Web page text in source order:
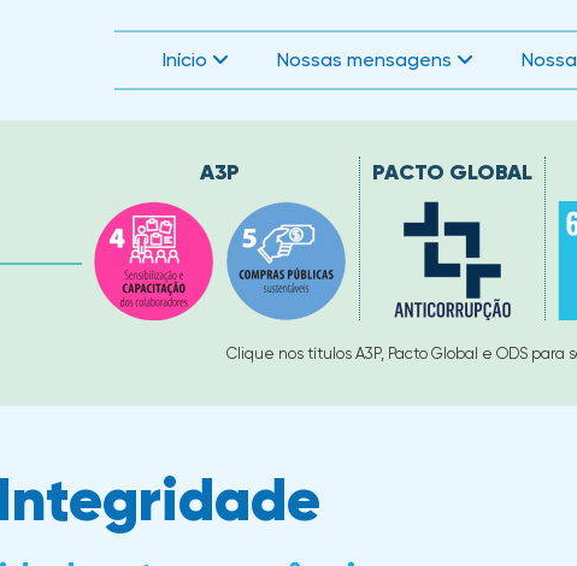
Início Nossas mensagens
A3P PACTO GLOBAL
Clique nos títulos A3P, Pacto Global e ODS